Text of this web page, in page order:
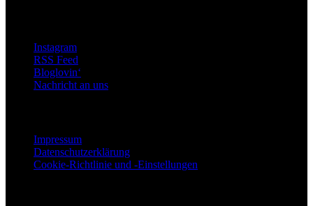
Instagram
RSS Feed
Bloglovin‘
Nachricht an uns
Impressum
Datenschutzerklärung
Cookie-Richtlinie und -Einstellungen